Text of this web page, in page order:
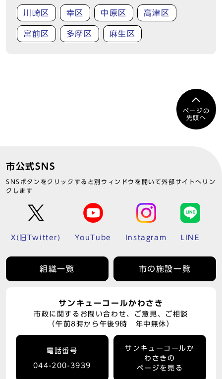
川崎区 幸区 中原区 高津区
宮前区 多摩区 麻生区
ページの
先頭へ
市公式SNS
SNSボタンをクリックすると別ウィンドウを開いて外部サイトへリン
クします
X(旧Twitter) YouTube Instagram LINE
組織一覧 市の施設一覧
サンキューコールかわさき
市政に関するお問い合わせ、ご意見、ご相談
（午前8時から午後9時 年中無休）
電話番号
044-200-3939
サンキューコールか
わさきの
ページを見る